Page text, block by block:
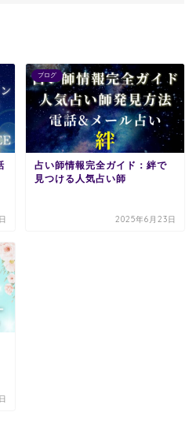
ブログ
占い師情報完全ガイド：絆で
見つける人気占い師
2025年6月23日